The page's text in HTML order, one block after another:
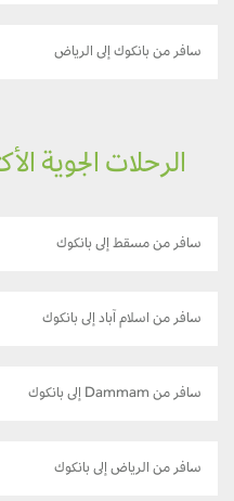
سافر من بانكوك إلى الرياض
الرحلات الجوية
سافر من مسقط إلى بانكوك
سافر من اسلام آباد إلى بانكوك
سافر من Dammam إلى بانكوك
سافر من الرياض إلى بانكوك